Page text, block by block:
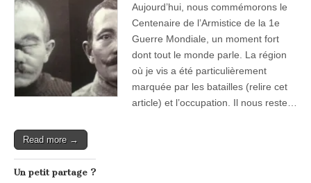
Aujourd’hui, nous commémorons le
Centenaire de l’Armistice de la 1e
Guerre Mondiale, un moment fort
dont tout le monde parle. La région
où je vis a été particulièrement
marquée par les batailles (relire cet
article) et l’occupation. Il nous reste…
Read more →
Un petit partage ?